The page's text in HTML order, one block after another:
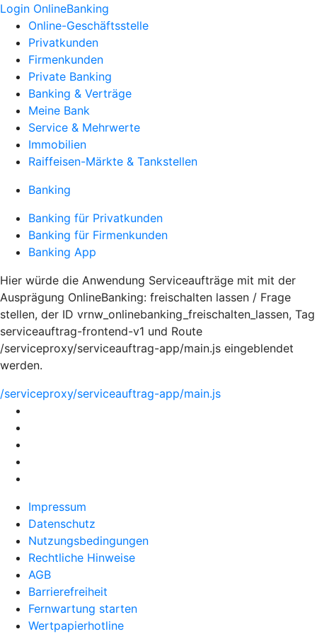
Login OnlineBanking
Online-Geschäftsstelle
Privatkunden
Firmenkunden
Private Banking
Banking & Verträge
Meine Bank
Service & Mehrwerte
Immobilien
Raiffeisen-Märkte & Tankstellen
Banking
Banking für Privatkunden
Banking für Firmenkunden
Banking App
Hier würde die Anwendung Serviceaufträge mit mit der
Ausprägung OnlineBanking: freischalten lassen / Frage
stellen, der ID vrnw_onlinebanking_freischalten_lassen, Tag
serviceauftrag-frontend-v1 und Route
/serviceproxy/serviceauftrag-app/main.js eingeblendet
werden.
/serviceproxy/serviceauftrag-app/main.js
Impressum
Datenschutz
Nutzungsbedingungen
Rechtliche Hinweise
AGB
Barrierefreiheit
Fernwartung starten
Wertpapierhotline